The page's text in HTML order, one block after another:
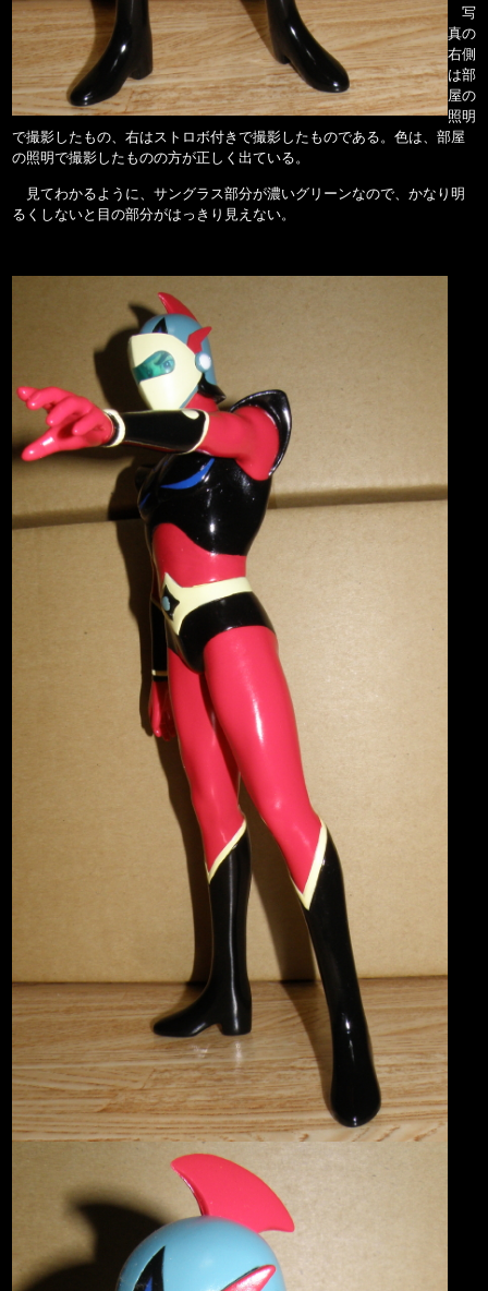
写
真の
右側
は部
屋の
照明
で撮影したもの、右はストロボ付きで撮影したものである。色は、部屋
の照明で撮影したものの方が正しく出ている。
見てわかるように、サングラス部分が濃いグリーンなので、かなり明
るくしないと目の部分がはっきり見えない。